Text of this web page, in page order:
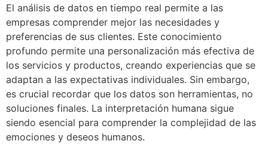
El análisis de datos en tiempo real permite a las
empresas comprender mejor las necesidades y
preferencias de sus clientes. Este conocimiento
profundo permite una personalización más efectiva de
los servicios y productos, creando experiencias que se
adaptan a las expectativas individuales. Sin embargo,
es crucial recordar que los datos son herramientas, no
soluciones finales. La interpretación humana sigue
siendo esencial para comprender la complejidad de las
emociones y deseos humanos.